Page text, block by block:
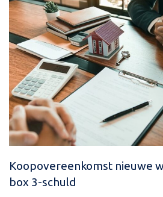
Koopovereenkomst nieuwe
box 3-schuld